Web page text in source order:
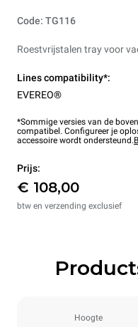
Code: TG116
Roestvrijstalen tray voor
Lines compatibility*:
EVEREO®
*Sommige versies van de
compatibel. Configureer je
accessoire wordt ondersteund.
Prijs:
€ 108,00
btw en verzending exclusief
Hoogte